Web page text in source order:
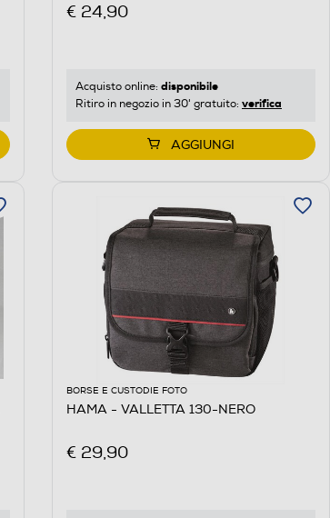
€ 24,90
Acquisto online: disponibile
Ritiro in negozio in 30' gratuito: verifica
AGGIUNGI
BORSE E CUSTODIE FOTO
HAMA - VALLETTA 130-NERO
€ 29,90